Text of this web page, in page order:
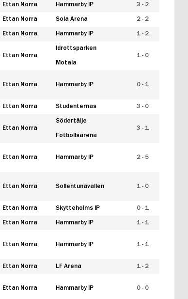
Ettan Norra Hammarby IP 3 - 2
Ettan Norra Sola Arena 2 - 2
Ettan Norra Hammarby IP 1 - 2
Ettan Norra
Idrottsparken
Motala
1 - 0
Ettan Norra Hammarby IP 0 - 1
Ettan Norra Studenternas 3 - 0
Ettan Norra
Södertälje
Fotbollsarena
3 - 1
Ettan Norra Hammarby IP 2 - 5
Ettan Norra Sollentunavallen 1 - 0
Ettan Norra Skytteholms IP 0 - 1
Ettan Norra Hammarby IP 1 - 1
Ettan Norra Hammarby IP 1 - 1
Ettan Norra LF Arena 1 - 2
Ettan Norra Hammarby IP 0 - 0